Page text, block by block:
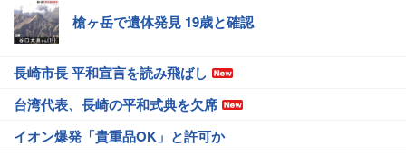
槍ヶ岳で遺体発見 19歳と確認
長崎市長 平和宣言を読み飛ばし
台湾代表、長崎の平和式典を欠席
イオン爆発「貴重品OK」と許可か